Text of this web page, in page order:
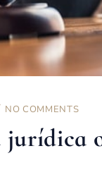
NO COMMENTS
jurídica